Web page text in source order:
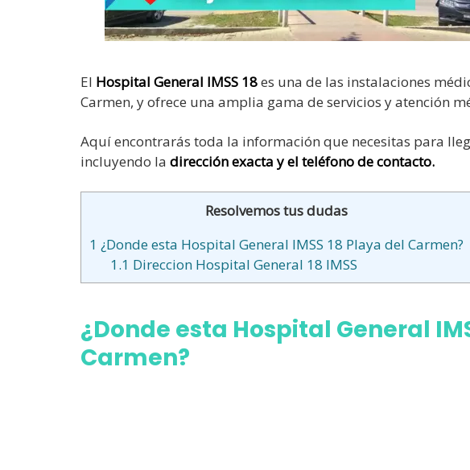
El Hospital General IMSS 18es una de las instalaciones
Carmen, y ofrece una amplia gama de servicios y atención
Aquí encontrarás toda la información que necesitas para
incluyendo la dirección exacta y el teléfono de contacto.
Resolvemos tus dudas
1 ¿Donde esta Hospital General IMSS 18 Playa del Carmen?
1.1 Direccion Hospital General 18 IMSS
¿Donde esta Hospital General
Carmen?